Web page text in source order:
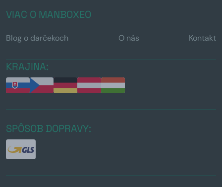
VIAC O MANBOXEO
Blog o darčekoch O nás Kontakt
KRAJINA:
SPÔSOB DOPRAVY: